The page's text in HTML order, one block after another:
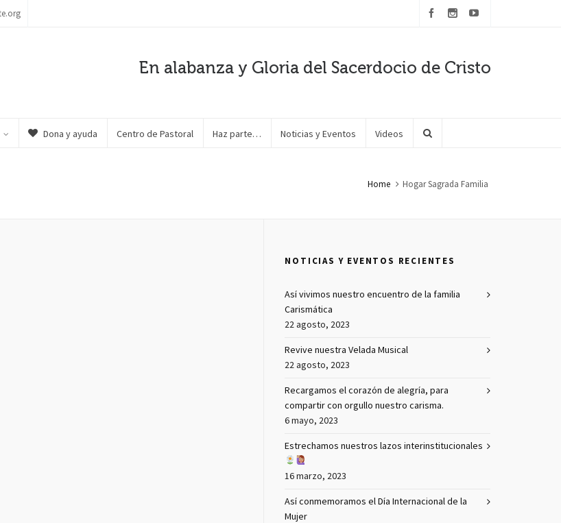
En alabanza y Gloria del Sacerdocio de Cristo
Dona y ayuda Centro de Pastoral Haz parte… Noticias y Eventos Videos
Home Hogar Sagrada Familia
NOTICIAS Y EVENTOS RECIENTES
Así vivimos nuestro encuentro de la familia
Carismática
22 agosto, 2023
Revive nuestra Velada Musical
22 agosto, 2023
Recargamos el corazón de alegría, para
compartir con orgullo nuestro carisma.
6 mayo, 2023
Estrechamos nuestros lazos interinstitucionales
16 marzo, 2023
Así conmemoramos el Día Internacional de la
Mujer